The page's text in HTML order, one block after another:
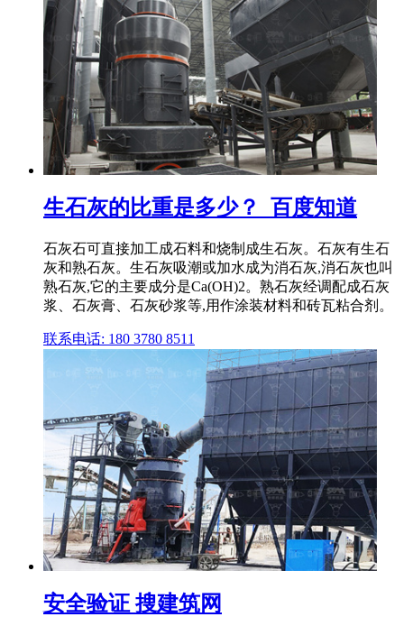
生石灰的比重是多少？_百度知道
石灰石可直接加工成石料和烧制成生石灰。石灰有生石
灰和熟石灰。生石灰吸潮或加水成为消石灰,消石灰也叫
熟石灰,它的主要成分是Ca(OH)2。熟石灰经调配成石灰
浆、石灰膏、石灰砂浆等,用作涂装材料和砖瓦粘合剂。
联系电话: 180 3780 8511
安全验证 搜建筑网